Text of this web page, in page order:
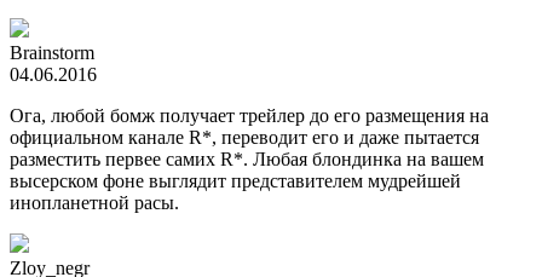
Brainstorm
04.06.2016
Ога, любой бомж получает трейлер до его размещения на
официальном канале R*, переводит его и даже пытается
разместить первее самих R*. Любая блондинка на вашем
высерском фоне выглядит представителем мудрейшей
инопланетной расы.
Zloy_negr